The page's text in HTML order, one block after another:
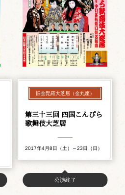
旧金毘羅大芝居（金丸座）
第三十三回 四国こんぴら
歌舞伎大芝居
2017年4月8日（土）～23日（日）
公演終了